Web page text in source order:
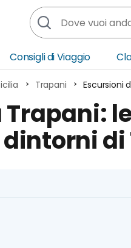
America Centrale
Medio Oriente
Consigli di Viaggio
Trapani Escursioni
Trapani: